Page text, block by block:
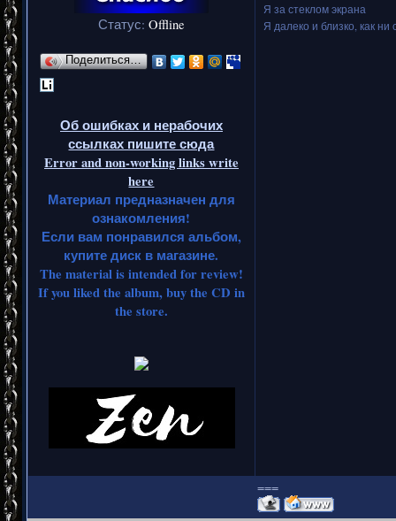
Статус: Offline
Поделиться…
Об ошибках и нерабочих
ссылках пишите сюда
Error and non-working links write
here
Материал предназначен для
ознакомления!
Если вам понравился альбом,
купите диск в магазине.
The material is intended for review!
If you liked the album, buy the CD in
the store.
Я за стеклом экрана
Я далеко и близко, как ни
===